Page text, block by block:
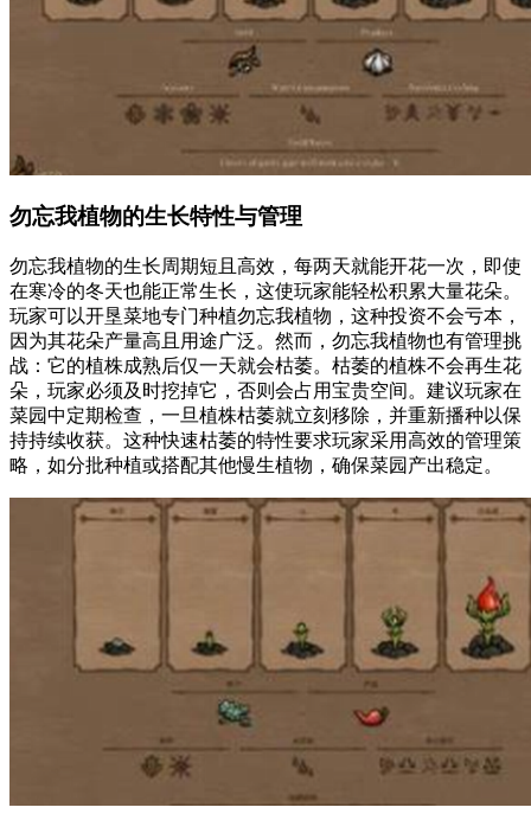
勿忘我植物的生长特性与管理
勿忘我植物的生长周期短且高效，每两天就能开花一次，即使
在寒冷的冬天也能正常生长，这使玩家能轻松积累大量花朵。
玩家可以开垦菜地专门种植勿忘我植物，这种投资不会亏本，
因为其花朵产量高且用途广泛。然而，勿忘我植物也有管理挑
战：它的植株成熟后仅一天就会枯萎。枯萎的植株不会再生花
朵，玩家必须及时挖掉它，否则会占用宝贵空间。建议玩家在
菜园中定期检查，一旦植株枯萎就立刻移除，并重新播种以保
持持续收获。这种快速枯萎的特性要求玩家采用高效的管理策
略，如分批种植或搭配其他慢生植物，确保菜园产出稳定。